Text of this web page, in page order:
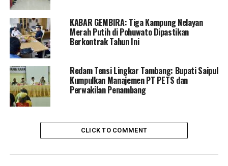
RELATED TOPICS:
PEMDA POHUWATO
SAIPUL MBUINGA
UP NEXT
Forkopimda Kota Sepakat Pasar Senggol Dapat di Gelar
DON'T MISS
Ormawa FIP UNG Resmi Dilantik Dekan
KABAR GEMBIRA: Tiga Kampung Nelayan
Merah Putih di Pohuwato Dipastikan
Berkontrak Tahun Ini
Redam Tensi Lingkar Tambang: Bupati Saipul
Kumpulkan Manajemen PT PETS dan
Perwakilan Penambang
CLICK TO COMMENT